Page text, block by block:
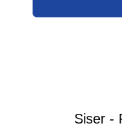
Siser -